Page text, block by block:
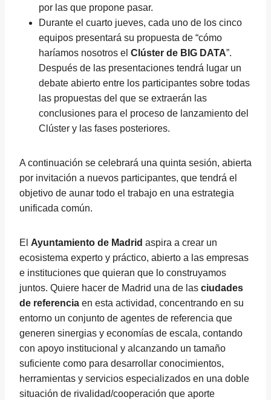
por las que propone pasar.
Durante el cuarto jueves, cada uno de los cinco
equipos presentará su propuesta de “cómo
haríamos nosotros el Clúster de BIG DATA”.
Después de las presentaciones tendrá lugar un
debate abierto entre los participantes sobre todas
las propuestas del que se extraerán las
conclusiones para el proceso de lanzamiento del
Clúster y las fases posteriores.
A continuación se celebrará una quinta sesión, abierta
por invitación a nuevos participantes, que tendrá el
objetivo de aunar todo el trabajo en una estrategia
unificada común.
El Ayuntamiento de Madrid aspira a crear un
ecosistema experto y práctico, abierto a las empresas
e instituciones que quieran que lo construyamos
juntos. Quiere hacer de Madrid una de las ciudades
de referencia en esta actividad, concentrando en su
entorno un conjunto de agentes de referencia que
generen sinergias y economías de escala, contando
con apoyo institucional y alcanzando un tamaño
suficiente como para desarrollar conocimientos,
herramientas y servicios especializados en una doble
situación de rivalidad/cooperación que aporte